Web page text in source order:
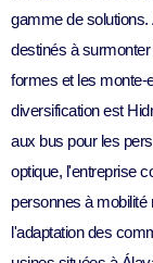
gamme de solutions.
destinés à
formes et les monte-
diversification est
aux bus pour les
optique, l'entreprise
personnes à mobilité
l'adaptation des